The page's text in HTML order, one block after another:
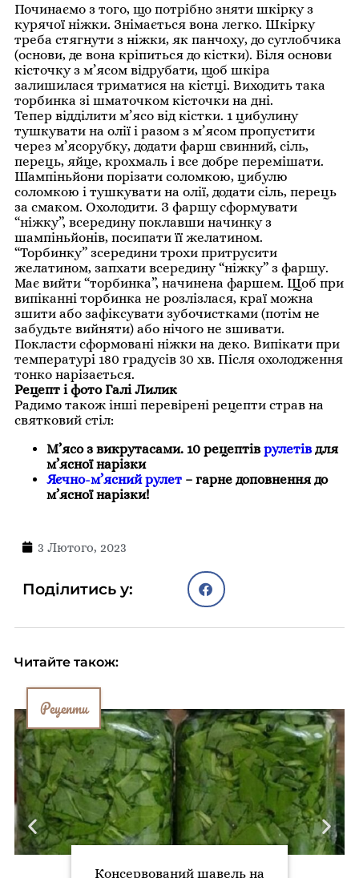
Починаємо з того, що потрібно зняти шкірку з
курячої ніжки. Знімається вона легко. Шкірку
треба стягнути з ніжки, як панчоху, до суглобчика
(основи, де вона кріпиться до кістки). Біля основи
кісточку з м’ясом відрубати, щоб шкіра
залишилася триматися на кістці. Виходить така
торбинка зі шматочком кісточки на дні.
Тепер відділити м’ясо від кістки. 1 цибулину
тушкувати на олії і разом з м’ясом пропустити
через м’ясорубку, додати фарш свинний, сіль,
перець, яйце, крохмаль і все добре перемішати.
Шампіньйони порізати соломкою, цибулю
соломкою і тушкувати на олії, додати сіль, перець
за смаком. Охолодити. З фаршу сформувати
“ніжку”, всередину поклавши начинку з
шампіньйонів, посипати її желатином.
“Торбинку” зсередини трохи притрусити
желатином, запхати всередину “ніжку” з фаршу.
Має вийти “торбинка”, начинена фаршем. Щоб при
випіканні торбинка не розлізлася, краї можна
зшити або зафіксувати зубочистками (потім не
забудьте вийняти) або нічого не зшивати.
Покласти сформовані ніжки на деко. Випікати при
температурі 180 градусів 30 хв. Після охолодження
тонко нарізається.
Рецепт і фото Галі Лилик
Радимо також інші перевірені рецепти страв на
святковий стіл:
М’ясо з викрутасами. 10 рецептів рулетів для
м’ясної нарізки
Яєчно-м’ясний рулет – гарне доповнення до
м’ясної нарізки!
3 Лютого, 2023
Поділитись у:
Читайте також:
Рецепти
Консервований щавель на